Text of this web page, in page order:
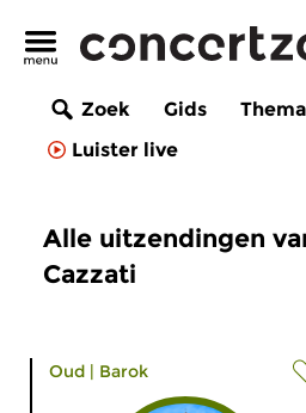
Zoek Gids
Luister live
Alle uitzendingen
Cazzati
Oud | Barok